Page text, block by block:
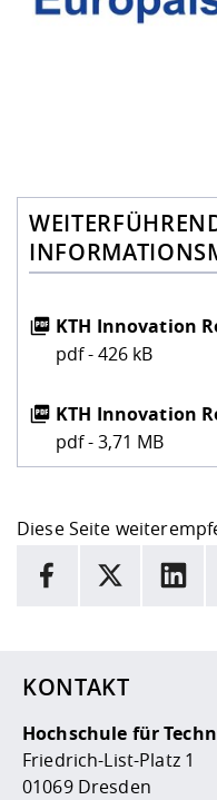
KTH Innovation
pdf - 426 kB
KTH Innovation
pdf - 3,71 MB
Diese Seite
INFORMATION
Facebook
X
KONTAKT
Hochschule für
Friedrich-List-Platz 1
01069 Dresden